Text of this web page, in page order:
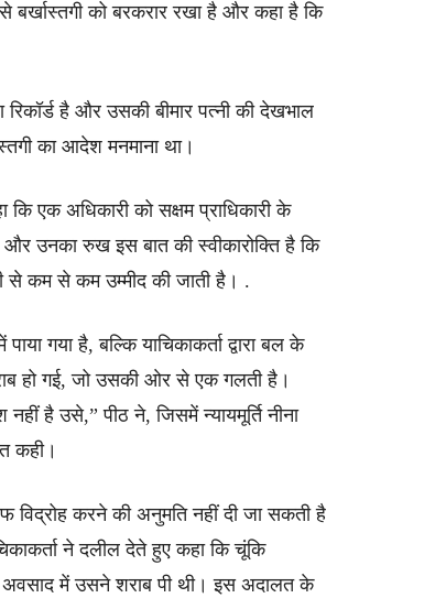
को बरकरार रखा है और कहा है कि
है और उसकी बीमार पत्नी की देखभाल
का आदेश मनमाना था।
कि एक अधिकारी को सक्षम प्राधिकारी के
उनका रुख इस बात की स्वीकारोक्ति है कि
कम से कम उम्मीद की जाती है। .
गया है, बल्कि याचिकाकर्ता द्वारा बल के
हो गई, जो उसकी ओर से एक गलती है।
नहीं है उसे,” पीठ ने, जिसमें न्यायमूर्ति नीना
कही।
विद्रोह करने की अनुमति नहीं दी जा सकती है
ने दलील देते हुए कहा कि चूंकि
अवसाद में उसने शराब पी थी। इस अदालत के